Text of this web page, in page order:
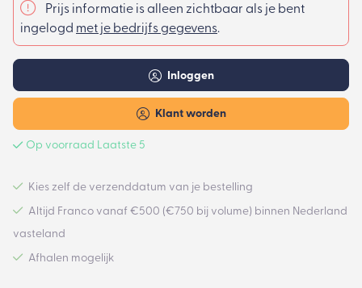
Op voorraad Laatste 5
Prijs informatie is alleen zichtbaar als je bent
ingelogd met je bedrijfs gegevens.
Inloggen
Klant worden
Kies zelf de verzenddatum van je bestelling
Altijd Franco vanaf €500 (€750 bij volume) binnen Nederland
vasteland
Afhalen mogelijk